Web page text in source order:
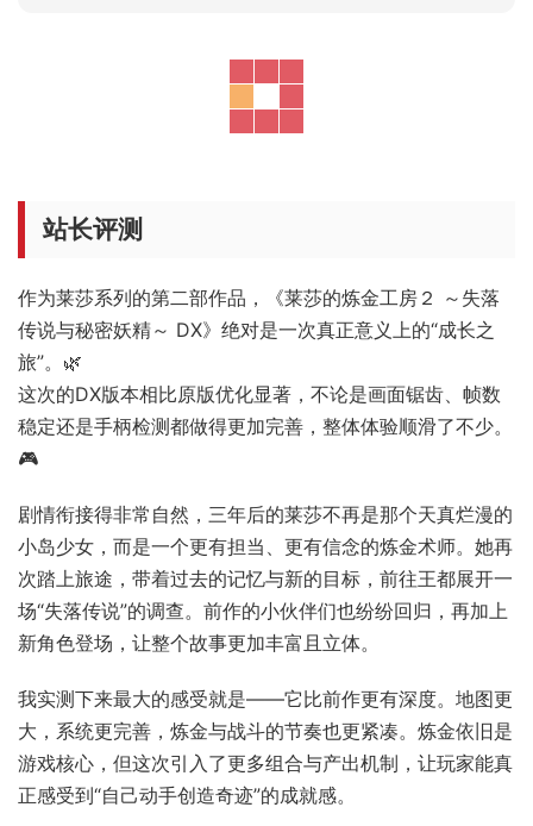
站长评测
作为莱莎系列的第二部作品，《莱莎的炼金工房２ ～失落
传说与秘密妖精～ DX》绝对是一次真正意义上的“成长之
旅”。🌿
这次的DX版本相比原版优化显著，不论是画面锯齿、帧数
稳定还是手柄检测都做得更加完善，整体体验顺滑了不少。
🎮
剧情衔接得非常自然，三年后的莱莎不再是那个天真烂漫的
小岛少女，而是一个更有担当、更有信念的炼金术师。她再
次踏上旅途，带着过去的记忆与新的目标，前往王都展开一
场“失落传说”的调查。前作的小伙伴们也纷纷回归，再加上
新角色登场，让整个故事更加丰富且立体。
我实测下来最大的感受就是——它比前作更有深度。地图更
大，系统更完善，炼金与战斗的节奏也更紧凑。炼金依旧是
游戏核心，但这次引入了更多组合与产出机制，让玩家能真
正感受到“自己动手创造奇迹”的成就感。